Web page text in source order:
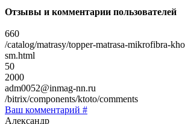
Отзывы и комментарии пользователей
660
/catalog/matrasy/topper-matrasa-mikrofibra-
sm.html
50
2000
adm0052@inmag-nn.ru
/bitrix/components/ktoto/comments
Ваш комментарий #
Александр